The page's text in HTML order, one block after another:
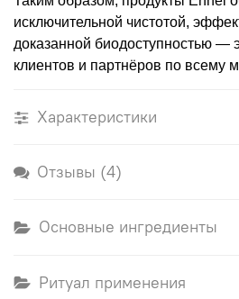
исключительной чистотой,
доказанной биодоступностью —
клиентов и партнёров по всему
Характеристики
Отзывы (4)
Основные ингредиенты
Ритуал применения